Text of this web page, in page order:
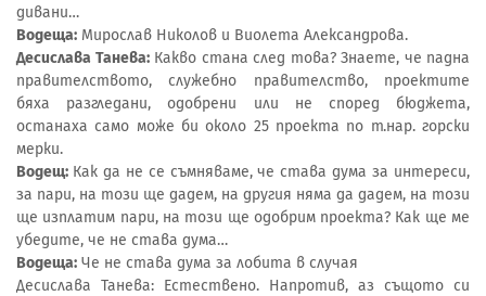
дивани…
Водеща: Мирослав Николов и Виолета Александрова.
Десислава Танева:Какво стана след това? Знаете, че падна
правителството, служебно правителство, проектите
бяха разгледани, одобрени или не според бюджета,
останаха само може би около 25 проекта по т.нар. горски
мерки.
Водещ: Как да не се съмняваме, че става дума за интереси,
за пари, на този ще дадем, на другия няма да дадем, на този
ще изплатим пари, на този ще одобрим проекта? Как ще ме
убедите, че не става дума…
Водеща: Че не става дума за лобита в случая
Десислава Танева: Естествено. Напротив, аз същото си